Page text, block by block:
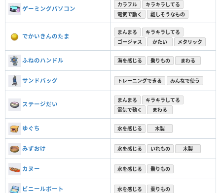
ゲーミングパソコン
カラフル
キラキラしてる
電気で動く
難しそうなもの
でかいきんのたま
まんまる
キラキラしてる
ゴージャス
かたい メタリック
ふねのハンドル 海を感じる 乗りもの まわる
サンドバッグ トレーニングできる みんなで使う
ステージだい
まんまる
キラキラしてる
電気で動く
まわる
ゆぐち 水を感じる 木製
みずおけ 水を感じる いれもの 木製
カヌー 水を感じる 乗りもの
ビニールボート 水を感じる 乗りもの